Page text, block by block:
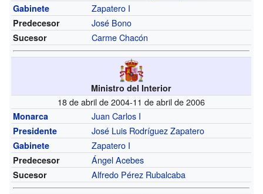
Gabinete Zapatero I
Predecesor José Bono
Sucesor Carme Chacón
Ministro del Interior
18 de abril de 2004-11 de abril de 2006
Monarca Juan Carlos I
Presidente José Luis Rodríguez Zapatero
Gabinete Zapatero I
Predecesor Ángel Acebes
Sucesor Alfredo Pérez Rubalcaba